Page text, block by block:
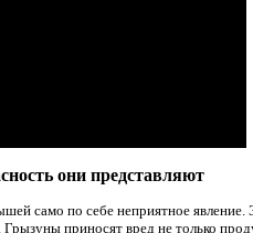
они представляют
само по себе неприятное явление.
приносят вред не только